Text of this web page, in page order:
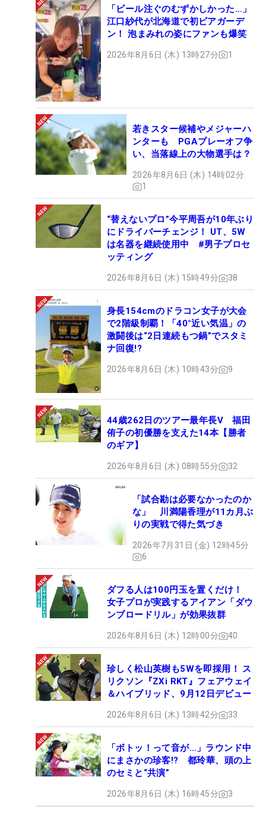
「ビール注ぐのむずかしかった…」
江口紗代が北海道で初ビアガーデ
ン！ 泡まみれの姿にファンも爆笑
2026年8月6日 (木) 13時27分 1
若きスター候補やメジャーハ
ンターも PGAプレーオフ争
い、当落線上の大物選手は？
2026年8月6日 (木) 14時02分
1
“替えないプロ”今平周吾が10年ぶり
にドライバーチェンジ！ UT、5W
は名器を継続使用中 #男子プロセ
ッティング
2026年8月6日 (木) 15時49分 38
身長154cmのドラコン女子が大会
で2階級制覇！「40°近い気温」の
激闘後は“2日連続もつ鍋”でスタミ
ナ回復!?
2026年8月6日 (木) 10時43分 9
44歳262日のツアー最年長V 福田
侑子の初優勝を支えた14本【勝者
のギア】
2026年8月6日 (木) 08時55分 32
「試合勘は必要なかったのか
な」 川満陽香理が11カ月ぶ
りの実戦で得た気づき
2026年7月31日 (金) 12時45分
6
ダフる人は100円玉を置くだけ！
女子プロが実践するアイアン「ダウ
ンブロードリル」が効果抜群
2026年8月6日 (木) 12時00分 40
珍しく松山英樹も5Wを即採用！ ス
リクソン『ZXi RKT』フェアウェイ
＆ハイブリッド、9月12日デビュー
2026年8月6日 (木) 13時42分 33
「ボトッ！って音が…」ラウンド中
にまさかの珍客!? 都玲華、頭の上
のセミと“共演”
2026年8月6日 (木) 16時45分 3